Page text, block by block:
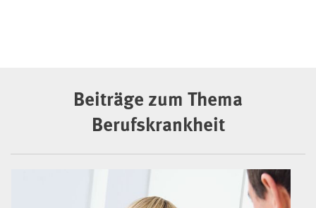
Beiträge zum Thema
Berufskrankheit